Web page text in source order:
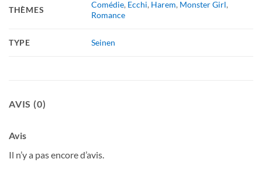
THÈMES
Comédie, Ecchi, Harem, Monster Girl,
Romance
TYPE Seinen
AVIS (0)
Avis
Il n’y a pas encore d’avis.